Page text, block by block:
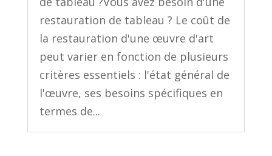
restauration de tableau ? Le coût de
la restauration d'une œuvre d'art
peut varier en fonction de plusieurs
critères essentiels : l'état général de
l'œuvre, ses besoins spécifiques en
termes de...